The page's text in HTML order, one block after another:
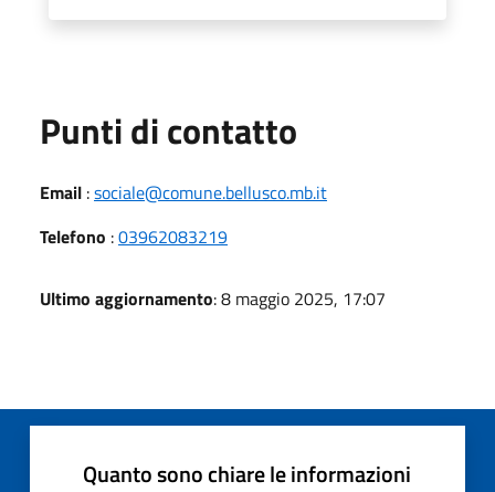
Punti di contatto
Email :sociale@comune.bellusco.mb.it
Telefono :03962083219
Ultimo aggiornamento: 8 maggio 2025, 17:07
Quanto sono chiare le informazioni